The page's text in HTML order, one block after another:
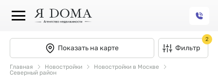
Показать на карте Фильтр
2
Главная Новостройки
Новостройки в Москве
Северный район